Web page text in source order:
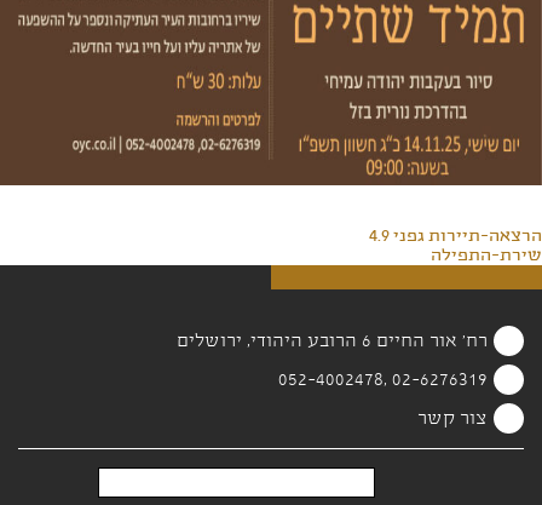
הרצאה-תיירות גפני 4.9
שירת-התפילה
רח' אור החיים 6 הרובע היהודי, ירושלים
02-6276319 ,052-4002478
צור קשר